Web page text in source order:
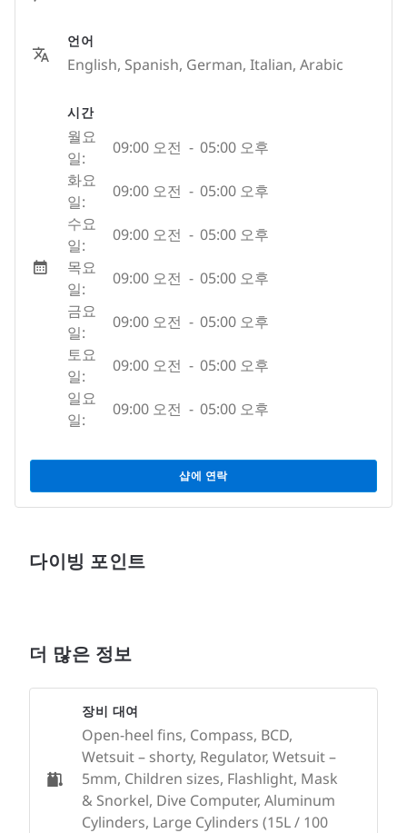
언어
English, Spanish, German, Italian, Arabic
시간
월요
일:
09:00 오전 - 05:00 오후
화요
일:
09:00 오전 - 05:00 오후
수요
일:
09:00 오전 - 05:00 오후
목요
일:
09:00 오전 - 05:00 오후
금요
일:
09:00 오전 - 05:00 오후
토요
일:
09:00 오전 - 05:00 오후
일요
일:
09:00 오전 - 05:00 오후
샵에 연락
다이빙 포인트
더 많은 정보
장비 대여
Open-heel fins, Compass, BCD,
Wetsuit – shorty, Regulator, Wetsuit –
5mm, Children sizes, Flashlight, Mask
& Snorkel, Dive Computer, Aluminum
Cylinders, Large Cylinders (15L / 100